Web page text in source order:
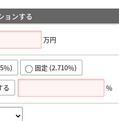
ョンする
万円
％) 固定 (2.710％)
る ％